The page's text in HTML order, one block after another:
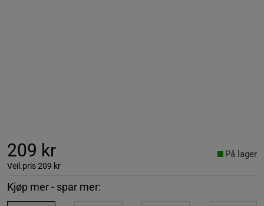
209 kr
Veil.pris209 kr
På lager
Kjøp mer - spar mer: